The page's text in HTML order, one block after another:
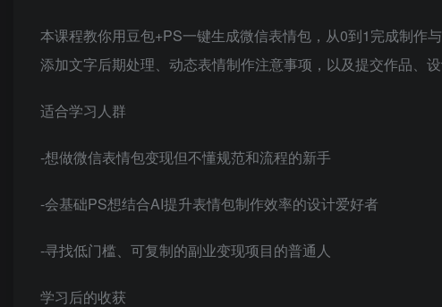
本课程教你用豆包+PS一键生成微信表情包，从0到1完成制作
添加文字后期处理、动态表情制作注意事项，以及提交作品、
适合学习人群
-想做微信表情包变现但不懂规范和流程的新手
-会基础PS想结合AI提升表情包制作效率的设计爱好者
-寻找低门槛、可复制的副业变现项目的普通人
学习后的收获